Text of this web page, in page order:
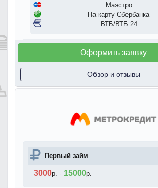
Маэстро
На карту Сбербанка
ВТБ/ВТБ 24
Оформить заявку
Обзор и отзывы
Первый займ
3000р. - 15000р.